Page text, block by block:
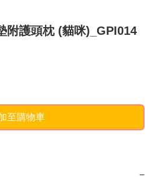
附護頭枕 (貓咪)_GPI014
至購物車
−